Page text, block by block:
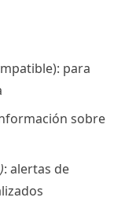
para
sobre
: alertas de